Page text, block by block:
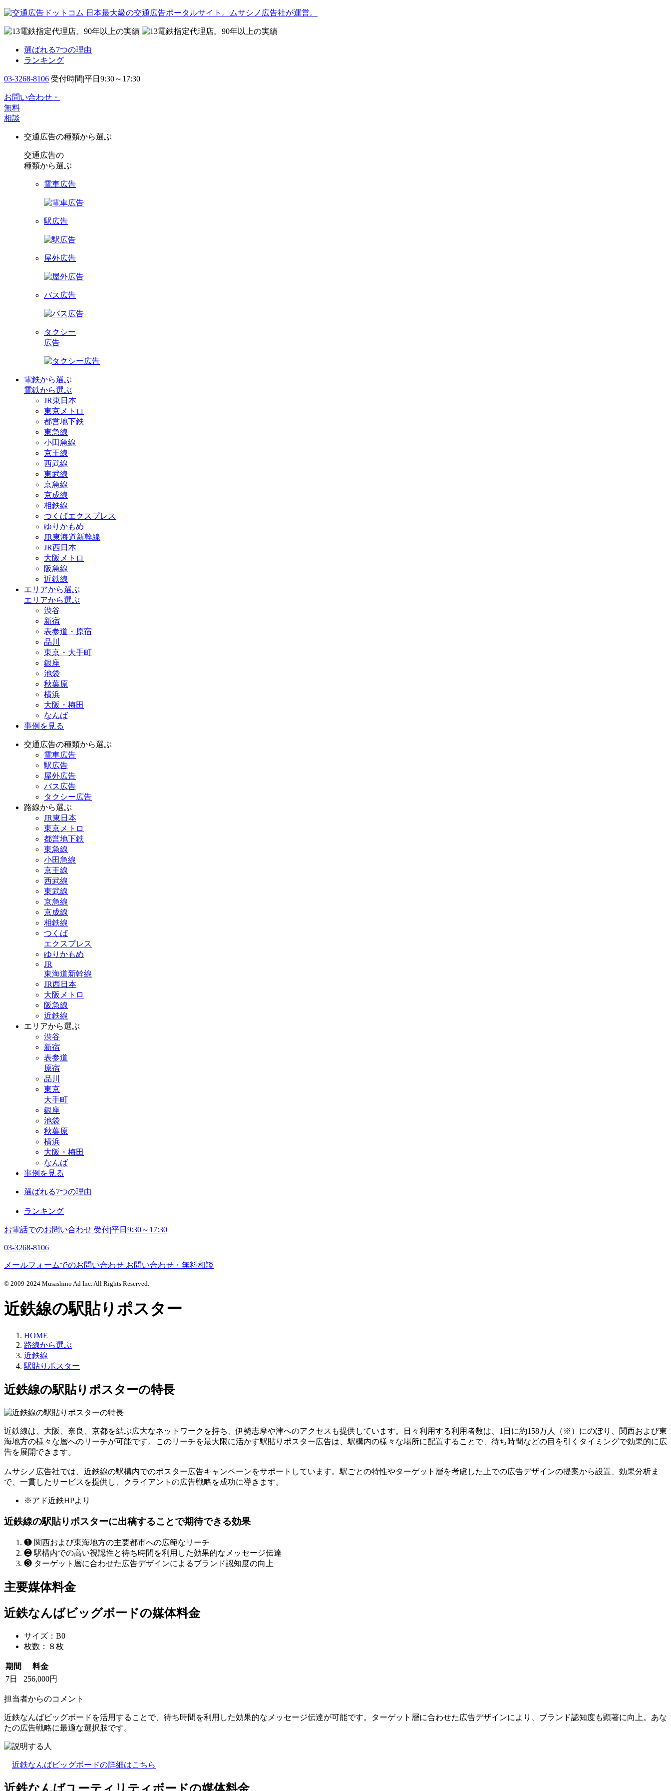
日本最大級の交通広告ポータルサイト。ムサシノ広告社が運営。
選ばれる7つの理由
ランキング
03-3268-8106 受付時間|平日9:30～17:30
お問い合わせ・
無料
相談
交通広告の種類から選ぶ
交通広告の
種類から選ぶ
電車広告
駅広告
屋外広告
バス広告
タクシー
広告
電鉄から選ぶ
電鉄から選ぶ
JR東日本
東京メトロ
都営地下鉄
東急線
小田急線
京王線
西武線
東武線
京急線
京成線
相鉄線
つくばエクスプレス
ゆりかもめ
JR東海道新幹線
JR西日本
大阪メトロ
阪急線
近鉄線
エリアから選ぶ
エリアから選ぶ
渋谷
新宿
表参道・原宿
品川
東京・大手町
銀座
池袋
秋葉原
横浜
大阪・梅田
なんば
事例を見る
交通広告の種類から選ぶ
電車広告
駅広告
屋外広告
バス広告
タクシー広告
路線から選ぶ
JR東日本
東京メトロ
都営地下鉄
東急線
小田急線
京王線
西武線
東武線
京急線
京成線
相鉄線
つくば
エクスプレス
ゆりかもめ
JR
東海道新幹線
JR西日本
大阪メトロ
阪急線
近鉄線
エリアから選ぶ
渋谷
新宿
表参道
原宿
品川
東京
大手町
銀座
池袋
秋葉原
横浜
大阪・梅田
なんば
事例を見る
選ばれる7つの理由
ランキング
お電話でのお問い合わせ 受付|平日9:30～17:30
03-3268-8106
メールフォームでのお問い合わせ お問い合わせ・無料相談
© 2009-2024 Musashino Ad Inc. All Rights Reserved.
近鉄線の駅貼りポスター
HOME
路線から選ぶ
近鉄線
駅貼りポスター
近鉄線の駅貼りポスターの特長
近鉄線は、大阪、奈良、京都を結ぶ広大なネットワークを持ち、伊勢志摩や津へのアクセスも提供しています。日々利用する利用者数は、1日に約158万人（※）にのぼり、関西および東
海地方の様々な層へのリーチが可能です。このリーチを最大限に活かす駅貼りポスター広告は、駅構内の様々な場所に配置することで、待ち時間などの目を引くタイミングで効果的に広
告を展開できます。
ムサシノ広告社では、近鉄線の駅構内でのポスター広告キャンペーンをサポートしています。駅ごとの特性やターゲット層を考慮した上での広告デザインの提案から設置、効果分析ま
で、一貫したサービスを提供し、クライアントの広告戦略を成功に導きます。
※アド近鉄HPより
近鉄線の駅貼りポスターに出稿することで期待できる効果
❶ 関西および東海地方の主要都市への広範なリーチ
❷ 駅構内での高い視認性と待ち時間を利用した効果的なメッセージ伝達
❸ ターゲット層に合わせた広告デザインによるブランド認知度の向上
主要媒体料金
近鉄なんばビッグボードの媒体料金
サイズ：B0
枚数：８枚
期間
料金
7日
256,000円
担当者からのコメント
近鉄なんばビッグボードを活用することで、待ち時間を利用した効果的なメッセージ伝達が可能です。ターゲット層に合わせた広告デザインにより、ブランド認知度も顕著に向上。あな
たの広告戦略に最適な選択肢です。
近鉄なんばビッグボードの詳細はこちら
近鉄なんばユーティリティボードの媒体料金